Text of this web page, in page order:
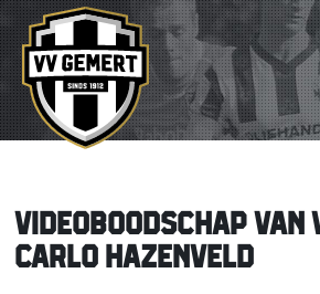
VIDEOBOODSCHAP VAN
CARLO HAZENVELD